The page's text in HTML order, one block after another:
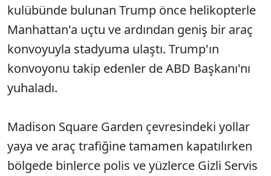
kulübünde bulunan Trump önce helikopterle
Manhattan'a uçtu ve ardından geniş bir araç
konvoyuyla stadyuma ulaştı. Trump'ın
konvoyonu takip edenler de ABD Başkanı'nı
yuhaladı.
Madison Square Garden çevresindeki yollar
yaya ve araç trafiğine tamamen kapatılırken
bölgede binlerce polis ve yüzlerce Gizli Servis